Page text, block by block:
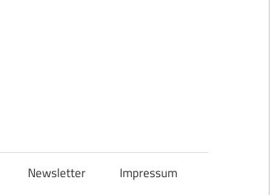
Newsletter Impressum